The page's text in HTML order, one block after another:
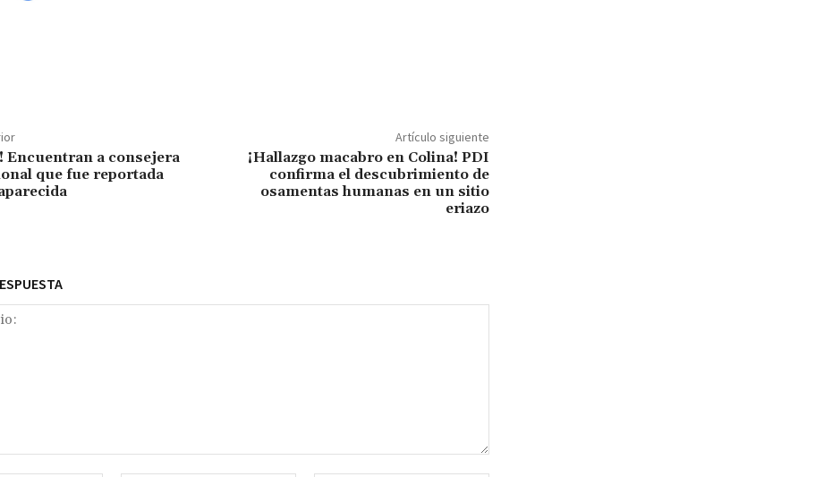
Encuentran a consejera
que fue reportada
Artículo siguiente
¡Hallazgo macabro en Colina! PDI
confirma el descubrimiento de
osamentas humanas en un sitio
eriazo